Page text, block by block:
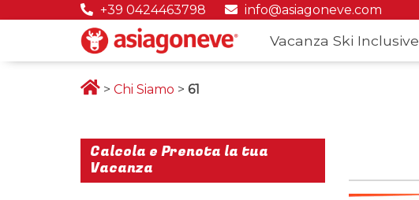
+39 0424463798 info@asiagoneve.com
Vacanza Ski Inclusive
> Chi Siamo > 61
Calcola e Prenota la tua
Vacanza